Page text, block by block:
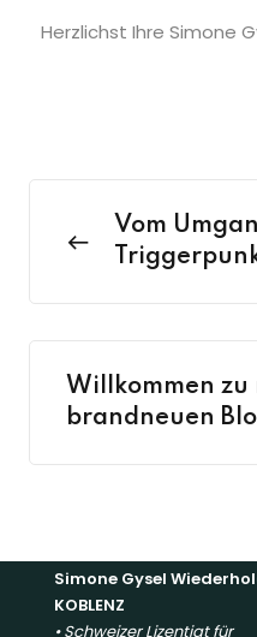
Herzlichst Ihre Simone
Vom
Willkommen zu
brandneuen
Simone Gysel
KOBLENZ
• Schweizer Lizentiat für